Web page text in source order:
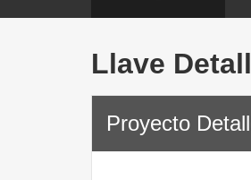
Llave
Proyecto